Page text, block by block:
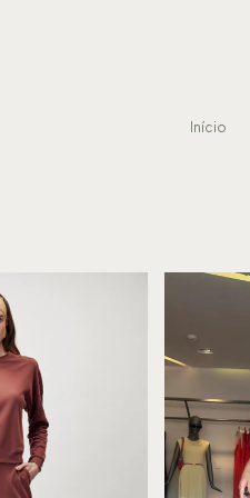
Início